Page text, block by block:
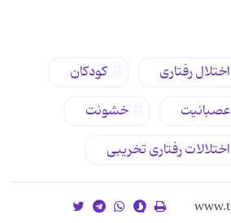
اختلال رفتاری
کودکان
عصبانیت
خشونت
اختلالات رفتاری تخریبی